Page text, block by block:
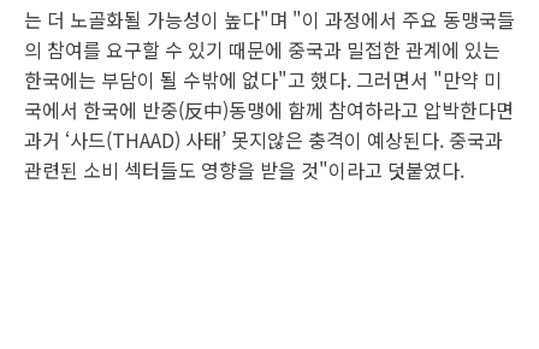
는 더 노골화될 가능성이 높다"며 "이 과정에서 주요 동맹국들
의 참여를 요구할 수 있기 때문에 중국과 밀접한 관계에 있는
한국에는 부담이 될 수밖에 없다"고 했다. 그러면서 "만약 미
국에서 한국에 반중(反中)동맹에 함께 참여하라고 압박한다면
과거 ‘사드(THAAD) 사태’ 못지않은 충격이 예상된다. 중국과
관련된 소비 섹터들도 영향을 받을 것"이라고 덧붙였다.